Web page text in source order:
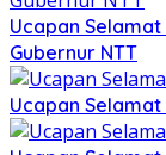
Ucapan
Gubernur NTT
Ucapan